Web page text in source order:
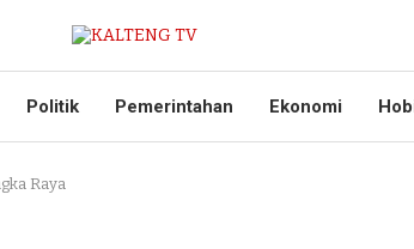
Politik Pemerintahan Ekonomi
Raya